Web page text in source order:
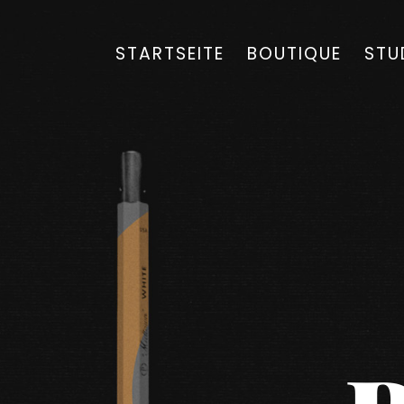
STARTSEITE BOUTIQUE